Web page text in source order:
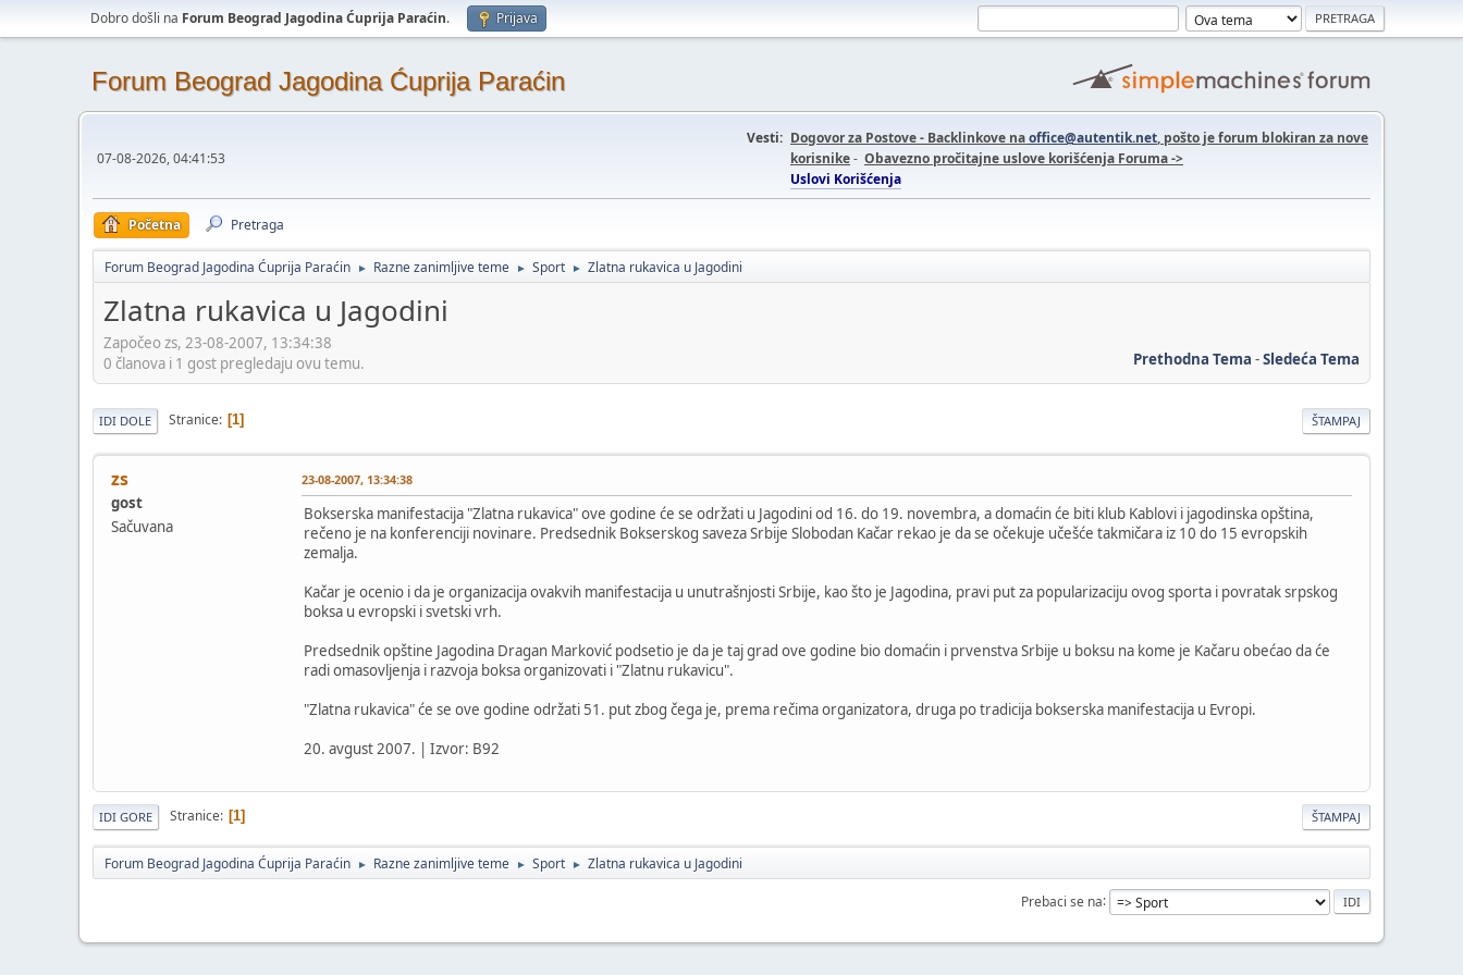
Dobro došli na Forum Beograd Jagodina Ćuprija Paraćin. Prijava
Forum Beograd Jagodina Ćuprija Paraćin
07-08-2026, 04:41:53
Vesti: Dogovor za Postove - Backlinkove naoffice@autentik.net, pošto je forum blokiran za nove
korisnike- Obavezno pročitajne uslove korišćenja Foruma ->
Uslovi Korišćenja
Početna Pretraga
Forum Beograd Jagodina Ćuprija Paraćin ► Razne zanimljive teme ► Sport ► Zlatna rukavica u Jagodini
Zlatna rukavica u Jagodini
Započeo zs, 23-08-2007, 13:34:38
Prethodna Tema -Sledeća Tema
0 članova i 1 gost pregledaju ovu temu.
ŠTAMPAJ
IDI DOLE Stranice 1
zs
gost
Sačuvana
23-08-2007, 13:34:38
Bokserska manifestacija "Zlatna rukavica" ove godine će se održati u Jagodini od 16. do 19. novembra, a domaćin će biti klub Kablovi i jagodinska opština,
rečeno je na konferenciji novinare. Predsednik Bokserskog saveza Srbije Slobodan Kačar rekao je da se očekuje učešće takmičara iz 10 do 15 evropskih
zemalja.
Kačar je ocenio i da je organizacija ovakvih manifestacija u unutrašnjosti Srbije, kao što je Jagodina, pravi put za popularizaciju ovog sporta i povratak srpskog
boksa u evropski i svetski vrh.
Predsednik opštine Jagodina Dragan Marković podsetio je da je taj grad ove godine bio domaćin i prvenstva Srbije u boksu na kome je Kačaru obećao da će
radi omasovljenja i razvoja boksa organizovati i "Zlatnu rukavicu".
"Zlatna rukavica" će se ove godine održati 51. put zbog čega je, prema rečima organizatora, druga po tradicija bokserska manifestacija u Evropi.
20. avgust 2007. | Izvor: B92
ŠTAMPAJ
IDI GORE Stranice 1
Forum Beograd Jagodina Ćuprija Paraćin ► Razne zanimljive teme ► Sport ► Zlatna rukavica u Jagodini
Prebaci se na